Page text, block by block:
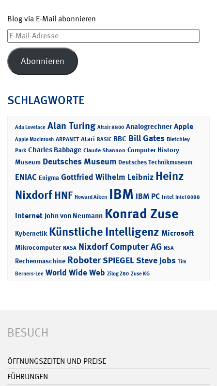
Blog via E-Mail abonnieren
E-
Mail-
Adresse
Abonnieren
SCHLAGWORTE
Ada Lovelace Alan Turing Altair 8800 Analogrechner Apple
Apple Macintosh ARPANET Atari BASIC BBC Bill Gates Bletchley
Park Charles Babbage Claude Shannon Computer History
Museum Deutsches Museum Deutsches Technikmuseum
ENIAC Enigma Gottfried Wilhelm Leibniz Heinz
NixdorfHNF Howard Aiken IBM IBM PC Intel Intel 8088
Internet John von Neumann Konrad Zuse
Kybernetik Künstliche Intelligenz Microsoft
Mikrocomputer NASA Nixdorf Computer AG NSA
Rechenmaschine RoboterSPIEGELSteve Jobs Tim
Berners-Lee World Wide Web Zilog Z80 Zuse KG
BESUCH
ÖFFNUNGSZEITEN UND PREISE
FÜHRUNGEN